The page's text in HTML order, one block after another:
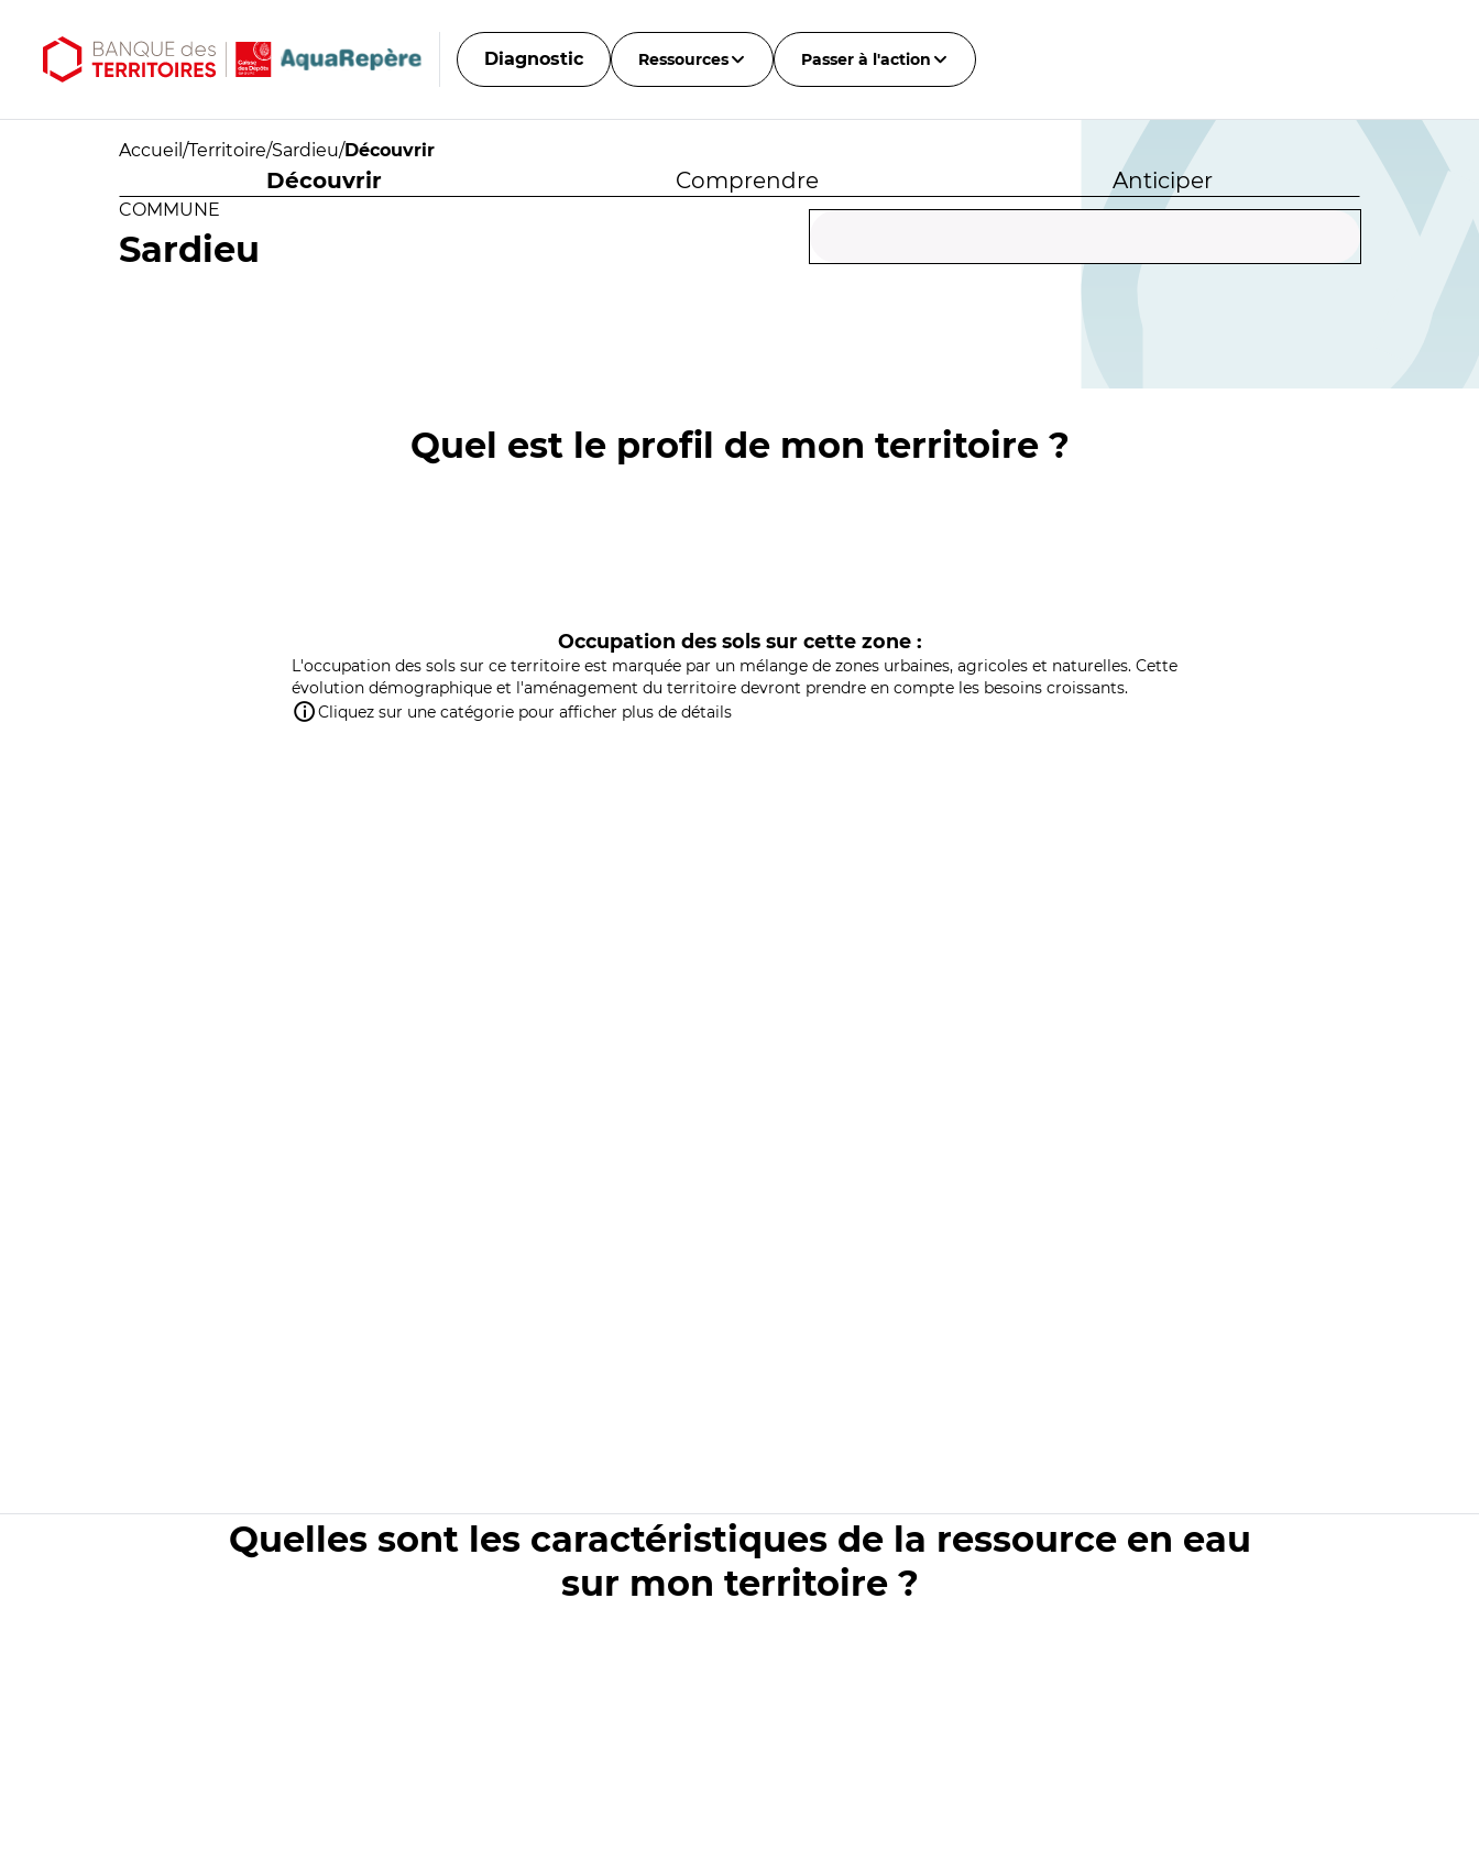
Diagnostic Ressources Passer à l'action
Accueil /Territoire/Sardieu/Découvrir
Découvrir Comprendre Anticiper
COMMUNE
Sardieu
Quel est le profil de mon territoire ?
Occupation des sols sur cette zone :
L'occupation des sols sur ce territoire est marquée par un mélange de zones urbaines, agricoles et naturelles. Cette
évolution démographique et l'aménagement du territoire devront prendre en compte les besoins croissants.
Cliquez sur une catégorie pour afficher plus de détails
Quelles sont les caractéristiques de la ressource en eau
sur mon territoire ?